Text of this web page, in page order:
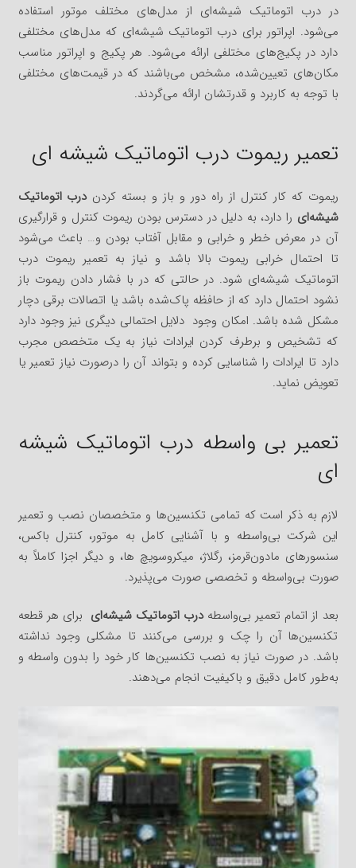
در درب اتوماتیک شیشه‌ای از مدل‌های مختلف موتور استفاده
می‌شود. اپراتور برای درب اتوماتیک شیشه‌ای که مدل‌های مختلفی
دارد در پکیج‌های مختلفی ارائه می‌شود. هر پکیج و اپراتور مناسب
مکان‌های تعیین‌شده، مشخص می‌باشند که در قیمت‌های مختلفی
با توجه به کاربرد و قدرتشان ارائه می‌گردند.
تعمیر ریموت درب اتوماتیک شیشه ای
ریموت که کار کنترل از راه دور و باز و بسته کردندرب اتوماتیک
شیشه‌ای را دارد، به دلیل در دسترس بودن ریموت کنترل و قرارگیری
آن در معرض خطر و خرابی و مقابل آفتاب بودن و… باعث می‌شود
تا احتمال خرابی ریموت بالا باشد و نیاز به تعمیر ریموت درب
اتوماتیک شیشه‌ای شود. در حالتی که در با فشار دادن ریموت باز
نشود احتمال دارد که از حافظه پاک‌شده باشد یا اتصالات برقی دچار
مشکل شده باشد. امکان وجود دلایل احتمالی دیگری نیز وجود دارد
که تشخیص و برطرف کردن ایرادات نیاز به یک متخصص مجرب
دارد تا ایرادات را شناسایی کرده و بتواند آن را درصورت نیاز تعمیر یا
تعویض نماید.
تعمیر بی واسطه درب اتوماتیک شیشه
ای
لازم به ذکر است که تمامی تکنسین‌ها و متخصصان نصب و تعمیر
این شرکت بی‌واسطه و با آشنایی کامل به موتور، کنترل باکس،
سنسورهای مادون‌قرمز، رگلاژ، میکروسویچ ها، و دیگر اجزا کاملاً به
صورت بی‌واسطه و تخصصی صورت می‌پذیرد.
بعد از اتمام تعمیر بی‌واسطهدرب اتوماتیک شیشه‌ای برای هر قطعه
تکنسین‌ها آن را چک و بررسی می‌کنند تا مشکلی وجود نداشته
باشد. در صورت نیاز به نصب تکنسین‌ها کار خود را بدون واسطه و
به‌طور کامل دقیق و باکیفیت انجام می‌دهند.